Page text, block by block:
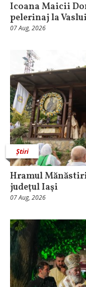
Icoana Maicii
pelerinaj la
07 Aug, 2026
Știri
Hramul
judeţul Iaşi
07 Aug, 2026